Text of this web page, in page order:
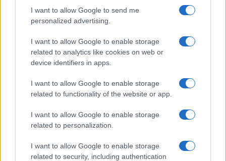
I want to allow Google to send me
personalized advertising.
I want to allow Google to enable storage
related to analytics like cookies on web or
device identifiers in apps.
I want to allow Google to enable storage
related to functionality of the website or app.
I want to allow Google to enable storage
related to personalization.
I want to allow Google to enable storage
related to security, including authentication